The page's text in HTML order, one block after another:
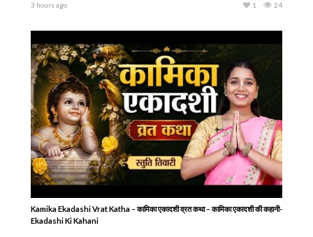
3 hours ago 24
1
Kamika Ekadashi Vrat Katha – कामिका एकादशी व्रत कथा – कामिका एकादशी की कहानी-
Ekadashi Ki Kahani